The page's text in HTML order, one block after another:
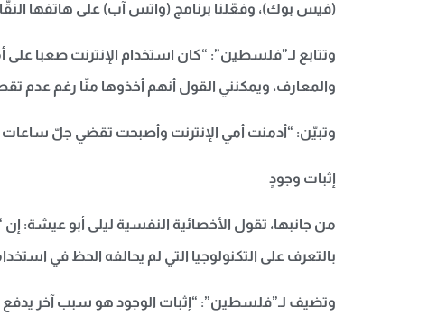
(فيس بوك)، وفعّلنا برنامج (واتس آب) على هاتفها
وتتابع لـ”فلسطين”: “كان استخدام الإنترنت صعبا على
والمعارف، ويمكنني القول أنهم أخذوها منّا رغم عدم
وتبيّن: “أدمنت أمي الإنترنت وأصبحت تقضي جلّ ساعات
إثبات وجودٍ
من جانبها، تقول الأخصائية النفسية ليلى أبو عيشة:
بالتعرف على التكنولوجيا التي لم يحالفه الحظ في
وتضيف لـ”فلسطين”: “إثبات الوجود هو سبب آخر يدفع